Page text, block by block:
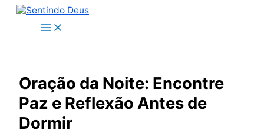
conteúdo
Oração da Noite: Encontre
Paz e Reflexão Antes de
Dormir